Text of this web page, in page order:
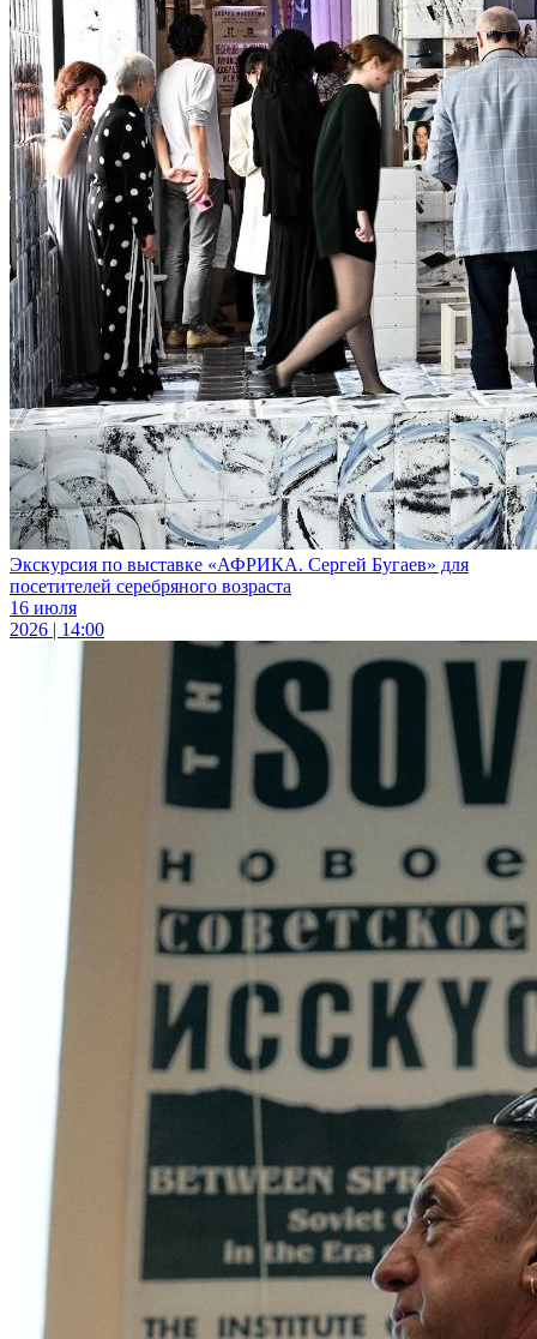
Экскурсия по выставке «АФРИКА. Сергей Бугаев» для
посетителей серебряного возраста
16 июля
2026 | 14:00